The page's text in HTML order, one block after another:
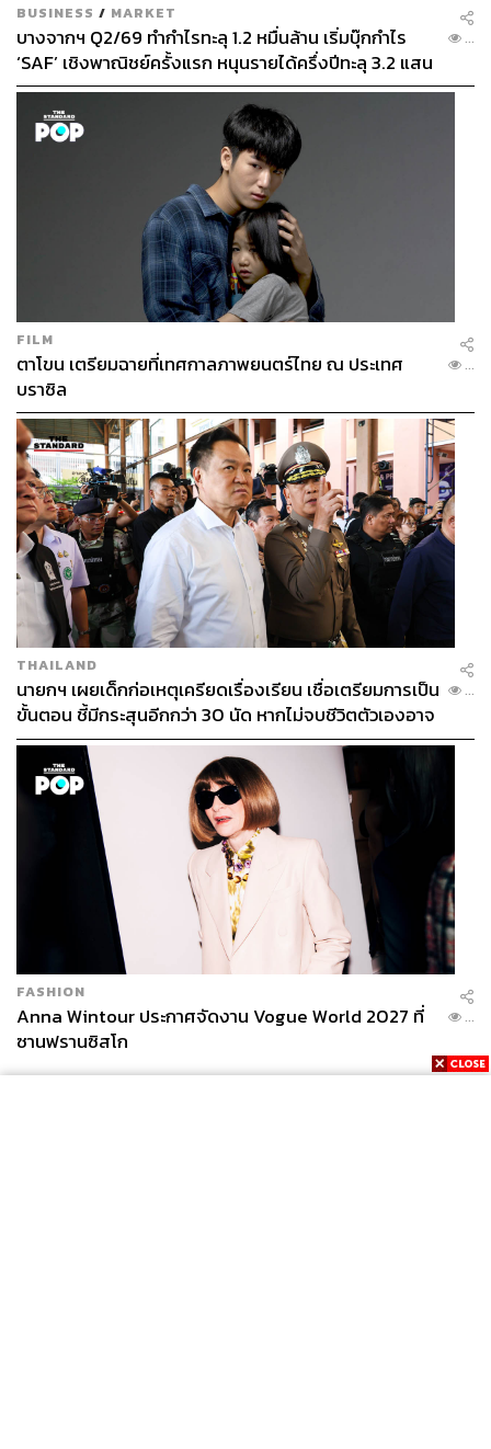
BUSINESS / MARKET
บางจากฯ Q2/69 ทำกำไรทะลุ 1.2 หมื่นล้าน เริ่มบุ๊กกำไร
‘SAF’ เชิงพาณิชย์ครั้งแรก หนุนรายได้ครึ่งปีทะลุ 3.2 แสน
ล้าน
...
FILM
ตาโขน เตรียมฉายที่เทศกาลภาพยนตร์ไทย ณ ประเทศ
บราซิล
...
THAILAND
นายกฯ เผยเด็กก่อเหตุเครียดเรื่องเรียน เชื่อเตรียมการเป็น
ขั้นตอน ชี้มีกระสุนอีกกว่า 30 นัด หากไม่จบชีวิตตัวเองอาจ
สูญเสียเพิ่ม
...
FASHION
Anna Wintour ประกาศจัดงาน Vogue World 2027 ที่
ซานฟรานซิสโก
...